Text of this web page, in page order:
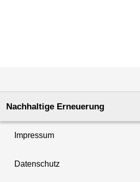
Nachhaltige Erneuerung
Impressum
Datenschutz